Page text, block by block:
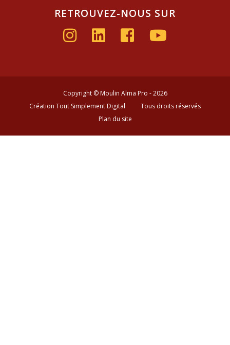
RETROUVEZ-NOUS SUR
Copyright © Moulin Alma Pro - 2026
Création Tout Simplement Digital
Tous droits réservés
Plan du site